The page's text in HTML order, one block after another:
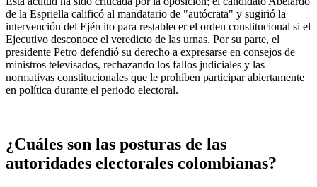
de la Espriella calificó al mandatario de "autócrata" y sugirió la
intervención del Ejército para restablecer el orden constitucional si el
Ejecutivo desconoce el veredicto de las urnas. Por su parte, el
presidente Petro defendió su derecho a expresarse en consejos de
ministros televisados, rechazando los fallos judiciales y las
normativas constitucionales que le prohíben participar abiertamente
en política durante el periodo electoral.
¿Cuáles son las posturas de las
autoridades electorales colombianas?